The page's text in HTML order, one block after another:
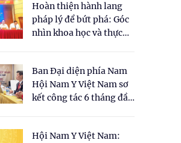
Hoàn thiện hành lang
pháp lý để bứt phá: Góc
nhìn khoa học và thực
cho Luật Y dược cổ
truyền Việt Nam"
Ban Đại diện phía Nam
Hội Nam Y Việt Nam sơ
kết công tác 6 tháng đầu
Hội Nam Y Việt Nam: